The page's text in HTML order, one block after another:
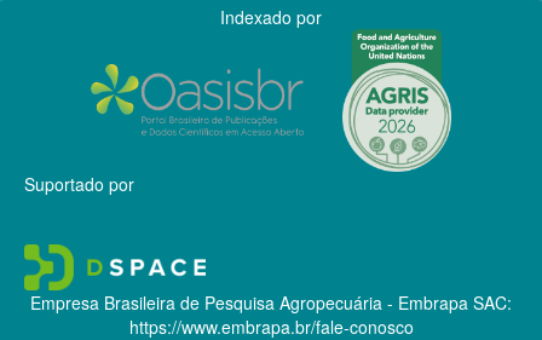
Indexado por
Suportado por
Empresa Brasileira de Pesquisa Agropecuária - Embrapa SAC:
https://www.embrapa.br/fale-conosco